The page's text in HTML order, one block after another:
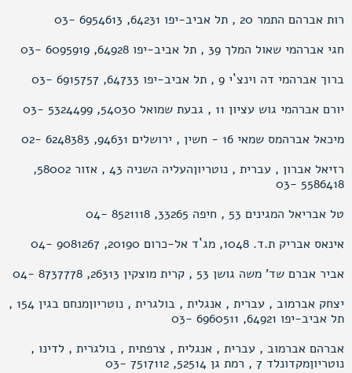
רות אברהם התמר 20 , תל אביב-יפו 64231, 6954613 -03
חגי אברהמי שאול המלך 39 , תל אביב-יפו 64928, 6095919 -03
ברוך אברהמי דה וינצ`י 9 , תל אביב-יפו 64733, 6915757 -03
יורם אברהמי גוש עציון 11 , גבעת שמואל 54030, 5324499 -03
מיכאל אברהמס שמאי 16 - חשין , ירושלים 94631, 6248383 -02
רזיאל אברון , עברית , נוטריוןהעליה השניה 43 , אזור 58002,
5586418 -03
טל אבריאל המגינים 53 , חיפה 33265, 8521118 -04
אינאס אבריק ת.ד. 1048, מג`ד אל-כרום 20190, 9081267 -04
אביר אברם שד’ משה גושן 53 , קרית מוצקין 26313, 8737778 -04
יצחק אברמוב , עברית , אנגלית , בולגרית , נוטריוןמנחם בגין 154 ,
תל אביב-יפו 64921, 6960511 -03
אברהם אברמוב , עברית , אנגלית , צרפתית , בולגרית , לדינו ,
נוטריוןמקדונלד 7 , רמת גן 52514, 7517112 -03